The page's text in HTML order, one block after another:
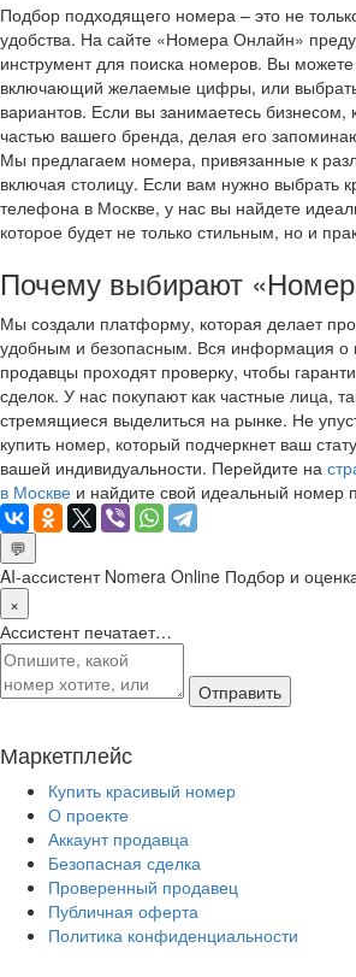
Подбор подходящего номера – это не
удобства. На сайте «Номера Онлайн»
инструмент для поиска номеров. Вы
включающий желаемые цифры, или выбрать
вариантов. Если вы занимаетесь бизнесом,
частью вашего бренда, делая его
Мы предлагаем номера, привязанные к
включая столицу. Если вам нужно выбрать
телефона в Москве, у нас вы найдете
которое будет не только стильным, но и
Почему выбирают
Мы создали платформу, которая делает
удобным и безопасным. Вся информация о
продавцы проходят проверку, чтобы
сделок. У нас покупают как частные лица,
стремящиеся выделиться на рынке. Не
купить номер, который подчеркнет ваш
вашей индивидуальности. Перейдите на
в Москве и найдите свой идеальный номер
💬
AI-ассистент Nomera Online Подбор и
×
Ассистент печатает…
Отправить
Маркетплейс
Купить красивый номер
О проекте
Аккаунт продавца
Безопасная сделка
Проверенный продавец
Публичная оферта
Политика конфиденциальности